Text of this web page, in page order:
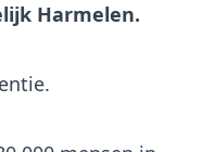
Harmelen.